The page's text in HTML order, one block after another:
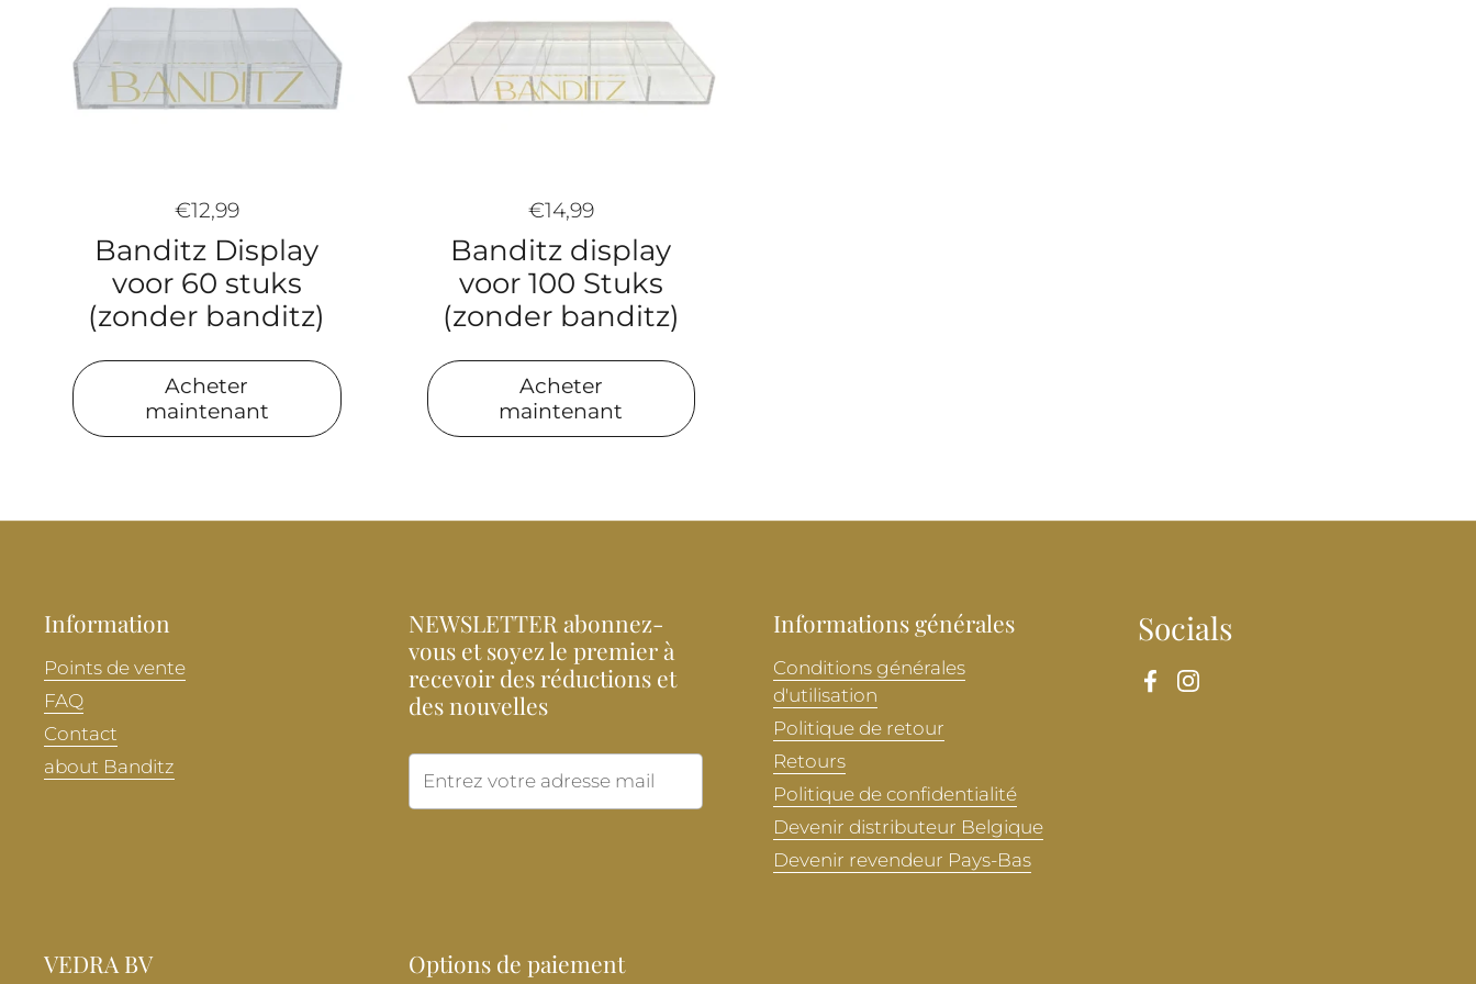
€12,99
Banditz Display
voor 60 stuks
(zonder banditz)
Acheter
maintenant
€14,99
Banditz display
voor 100 Stuks
(zonder banditz)
Acheter
maintenant
Information
Points de vente
FAQ
Contact
about Banditz
NEWSLETTER abonnez-
vous et soyez le premier à
recevoir des réductions et
des nouvelles
Informations générales
Conditions générales
d'utilisation
Politique de retour
Retours
Politique de confidentialité
Devenir distributeur Belgique
Devenir revendeur Pays-Bas
Socials
Facebook
Instagram
VEDRA BV Options de paiement